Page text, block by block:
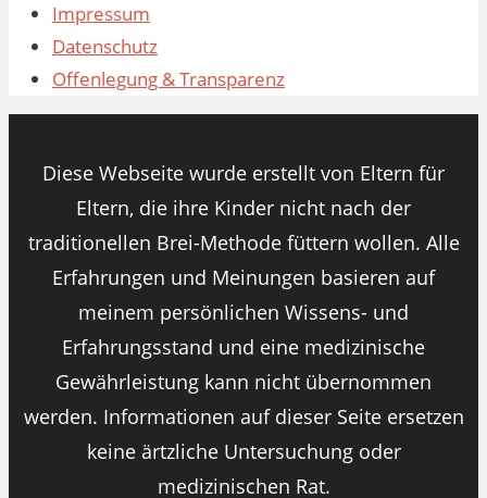
Impressum
Datenschutz
Offenlegung & Transparenz
Diese Webseite wurde erstellt von Eltern für
Eltern, die ihre Kinder nicht nach der
traditionellen Brei-Methode füttern wollen. Alle
Erfahrungen und Meinungen basieren auf
meinem persönlichen Wissens- und
Erfahrungsstand und eine medizinische
Gewährleistung kann nicht übernommen
werden. Informationen auf dieser Seite ersetzen
keine ärtzliche Untersuchung oder
medizinischen Rat.